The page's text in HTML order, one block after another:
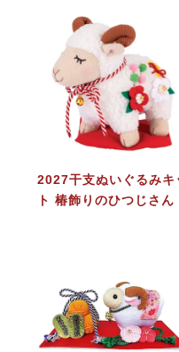
2027干支ぬいぐるみキ
ト 椿飾りのひつじさん